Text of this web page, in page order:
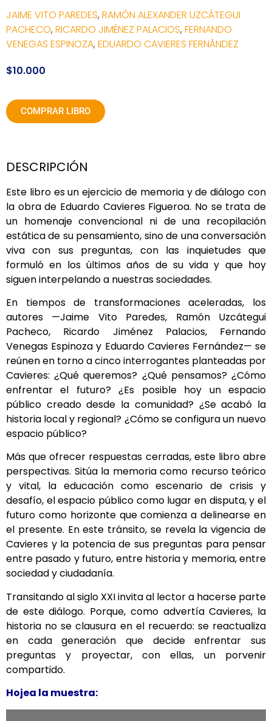
JAIME VITO PAREDES, RAMÓN ALEXANDER UZCÁTEGUI
PACHECO, RICARDO JIMÉNEZ PALACIOS, FERNANDO
VENEGAS ESPINOZA, EDUARDO CAVIERES FERNÁNDEZ
$10.000
COMPRAR LIBRO
DESCRIPCIÓN
Este libro es un ejercicio de memoria y de diálogo con
la obra de Eduardo Cavieres Figueroa. No se trata de
un homenaje convencional ni de una recopilación
estática de su pensamiento, sino de una conversación
viva con sus preguntas, con las inquietudes que
formuló en los últimos años de su vida y que hoy
siguen interpelando a nuestras sociedades.
En tiempos de transformaciones aceleradas, los
autores —Jaime Vito Paredes, Ramón Uzcátegui
Pacheco, Ricardo Jiménez Palacios, Fernando
Venegas Espinoza y Eduardo Cavieres Fernández— se
reúnen en torno a cinco interrogantes planteadas por
Cavieres: ¿Qué queremos? ¿Qué pensamos? ¿Cómo
enfrentar el futuro? ¿Es posible hoy un espacio
público creado desde la comunidad? ¿Se acabó la
historia local y regional? ¿Cómo se configura un nuevo
espacio público?
Más que ofrecer respuestas cerradas, este libro abre
perspectivas. Sitúa la memoria como recurso teórico
y vital, la educación como escenario de crisis y
desafío, el espacio público como lugar en disputa, y el
futuro como horizonte que comienza a delinearse en
el presente. En este tránsito, se revela la vigencia de
Cavieres y la potencia de sus preguntas para pensar
entre pasado y futuro, entre historia y memoria, entre
sociedad y ciudadanía.
Transitando al siglo XXI invita al lector a hacerse parte
de este diálogo. Porque, como advertía Cavieres, la
historia no se clausura en el recuerdo: se reactualiza
en cada generación que decide enfrentar sus
preguntas y proyectar, con ellas, un porvenir
compartido.
Hojea la muestra: